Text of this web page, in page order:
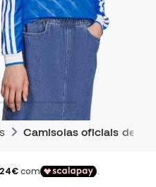
Camisolas oficiais de